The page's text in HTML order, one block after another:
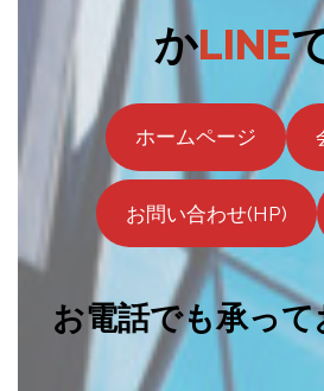
かLINE
ホームページ
お問い合わせ(HP)
お電話でも承って